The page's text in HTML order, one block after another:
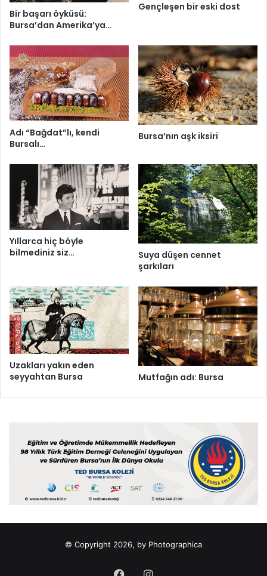
Bir başarı öyküsü:
Bursa’dan Amerika’ya…
Gençleşen bir eski dost
Adı “Bağdat”lı, kendi
Bursalı…
Bursa’nın aşk iksiri
Yıllarca hiç böyle
bilmediniz siz…
Suya düşen cennet
şarkıları
Uzakları yakın eden
seyyahtan Bursa
Mutfağın adı: Bursa
© Copyright 2026, by Photographica